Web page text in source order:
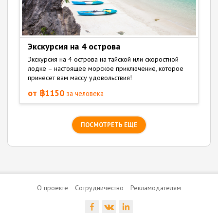
Экскурсия на 4 острова
Экскурсия на 4 острова на тайской или скоростной
лодке – настоящее морское приключение, которое
принесет вам массу удовольствия!
от ฿1150 за человека
ПОСМОТРЕТЬ ЕЩЕ
О проекте Сотрудничество Рекламодателям